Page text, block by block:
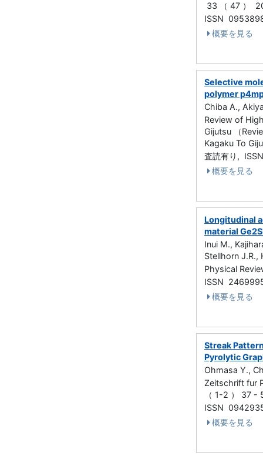
33 （ 47 ）
ISSN
概要を見る
Selective
polymer
Chiba A.,
Review of
Gijutsu （
Kagaku To
査読有り,
概要を見る
Longitudinal
material
Inui M.,
Stellhorn J.R.,
Physical
ISSN
概要を見る
Streak
Pyrolytic
Ohmasa Y.,
Zeitschrift fur
（ 1-2 ） 37 -
ISSN
概要を見る